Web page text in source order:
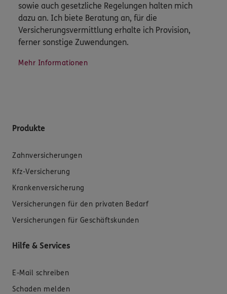
sowie auch gesetzliche Regelungen halten mich
dazu an. Ich biete Beratung an, für die
Versicherungsvermittlung erhalte ich Provision,
ferner sonstige Zuwendungen.
Mehr Informationen
Produkte
Zahnversicherungen
Kfz-Versicherung
Krankenversicherung
Versicherungen für den privaten Bedarf
Versicherungen für Geschäftskunden
Hilfe & Services
E-Mail schreiben
Schaden melden